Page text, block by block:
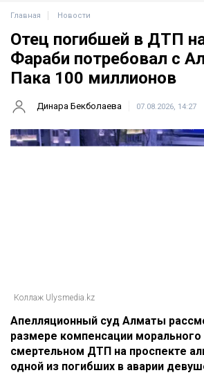
Главная Новости
Отец погибшей в ДТП
Фараби потребовал с
Пака 100 миллионов
Динара Бекболаева 07.08.2026, 14:27
Коллаж Ulysmedia.kz
Апелляционный суд Алматы
размере компенсации
смертельном ДТП на проспекте
одной из погибших в аварии